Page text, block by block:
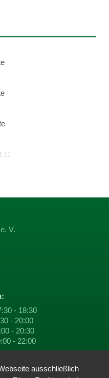
V.
- 18:30
- 20:00
- 20:30
- 22:00
ausschließlich